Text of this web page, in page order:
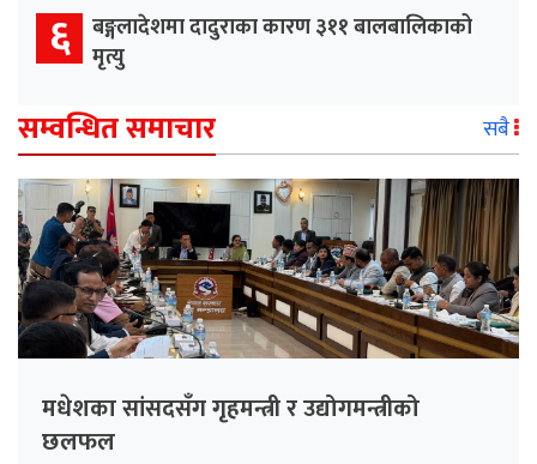
६ बङ्गलादेशमा दादुराका कारण ३११ बालबालिकाको
मृत्यु
सम्वन्धित समाचार सबै
मधेशका सांसदसँग गृहमन्त्री र उद्योगमन्त्रीको
छलफल